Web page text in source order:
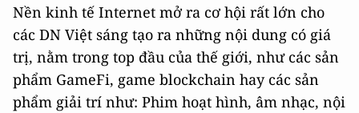
Nền kinh tế Internet mở ra cơ hội rất lớn cho
các DN Việt sáng tạo ra những nội dung có giá
trị, nằm trong top đầu của thế giới, như các sản
phẩm GameFi, game blockchain hay các sản
phẩm giải trí như: Phim hoạt hình, âm nhạc, nội